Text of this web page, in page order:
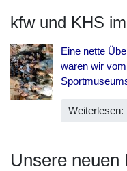
kfw und KHS
Eine nette
waren wir
Unsere neuen